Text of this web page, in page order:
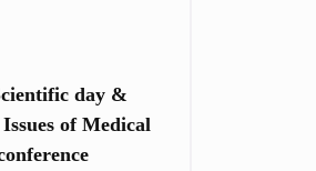
day &
of Medical